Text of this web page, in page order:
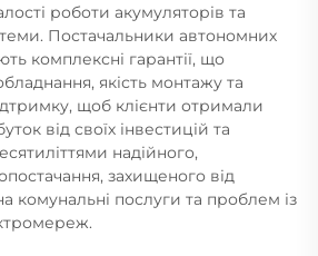
роботи акумуляторів та
Постачальники автономних
комплексні гарантії, що
якість монтажу та
щоб клієнти отримали
від своїх інвестицій та
надійного,
захищеного від
комунальні послуги та проблем із